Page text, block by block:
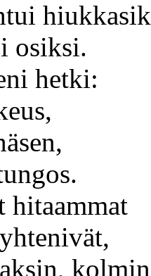
osiksi.
hetki:
hitaammat